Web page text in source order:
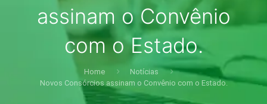
assinam o Convênio
com o Estado.
Home
Notícias
Novos Consórcios assinam o Convênio com o Estado.